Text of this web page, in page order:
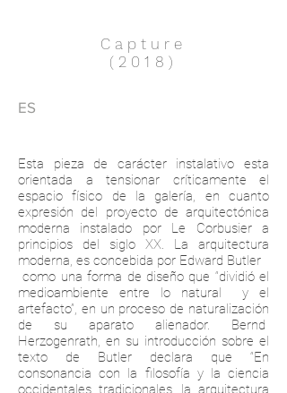
Capture
(2018 )
ES
Esta pieza de carácter instalativo esta
orientada a tensionar críticamente el
espacio físico de la galería, en cuanto
expresión del proyecto de arquitectónica
moderna instalado por Le Corbusier a
principios del siglo XX. La arquitectura
moderna, es concebida por Edward Butler
como una forma de diseño que “dividió el
medioambiente entre lo natural y el
artefacto”, en un proceso de naturalización
de su aparato alienador. Bernd
Herzogenrath, en su introducción sobre el
texto de Butler declara que “En
consonancia con la filosofía y la ciencia
occidentales tradicionales, la arquitectura